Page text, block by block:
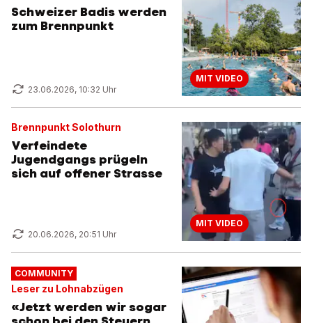
Schweizer Badis werden
zum Brennpunkt
23.06.2026, 10:32 Uhr
MIT VIDEO
Brennpunkt Solothurn
Verfeindete
Jugendgangs prügeln
sich auf offener Strasse
20.06.2026, 20:51 Uhr
MIT VIDEO
COMMUNITY
Leser zu Lohnabzügen
«Jetzt werden wir sogar